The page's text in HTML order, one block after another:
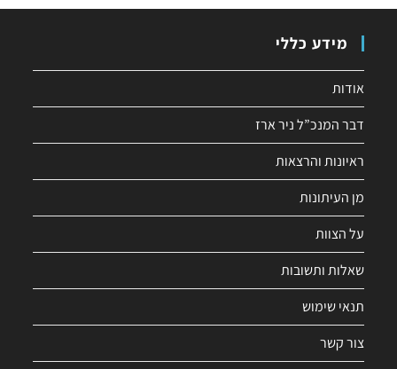
מידע כללי
אודות
דבר המנכ”ל ניר ארז
ראיונות והרצאות
מן העיתונות
על הצוות
שאלות ותשובות
תנאי שימוש
צור קשר